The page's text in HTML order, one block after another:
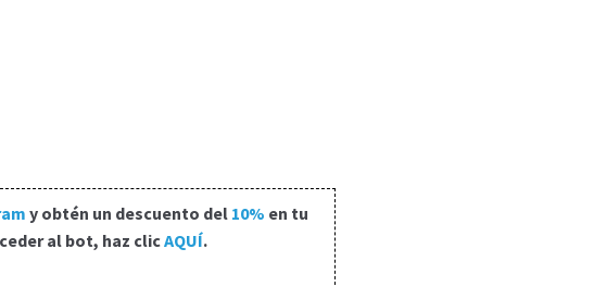
y obtén un descuento del 10% en tu
al bot, haz clicAQUÍ.